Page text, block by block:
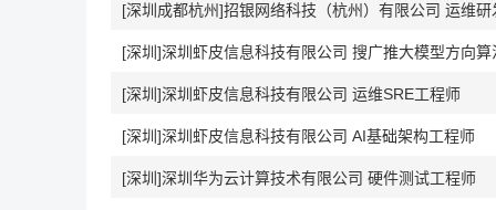
[深圳成都杭州]招银网络科技（杭州）有限公司 运维研
[深圳]深圳虾皮信息科技有限公司 搜广推大模型方向算
[深圳]深圳虾皮信息科技有限公司 运维SRE工程师
[深圳]深圳虾皮信息科技有限公司 AI基础架构工程师
[深圳]深圳华为云计算技术有限公司 硬件测试工程师